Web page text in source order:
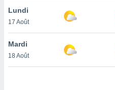
de
Lundi
17 Août
Mardi
18 Août